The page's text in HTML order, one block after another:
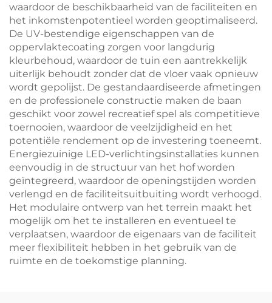
waardoor de beschikbaarheid van de faciliteiten en
het inkomstenpotentieel worden geoptimaliseerd.
De UV-bestendige eigenschappen van de
oppervlaktecoating zorgen voor langdurig
kleurbehoud, waardoor de tuin een aantrekkelijk
uiterlijk behoudt zonder dat de vloer vaak opnieuw
wordt gepolijst. De gestandaardiseerde afmetingen
en de professionele constructie maken de baan
geschikt voor zowel recreatief spel als competitieve
toernooien, waardoor de veelzijdigheid en het
potentiële rendement op de investering toeneemt.
Energiezuinige LED-verlichtingsinstallaties kunnen
eenvoudig in de structuur van het hof worden
geïntegreerd, waardoor de openingstijden worden
verlengd en de faciliteitsuitbuiting wordt verhoogd.
Het modulaire ontwerp van het terrein maakt het
mogelijk om het te installeren en eventueel te
verplaatsen, waardoor de eigenaars van de faciliteit
meer flexibiliteit hebben in het gebruik van de
ruimte en de toekomstige planning.